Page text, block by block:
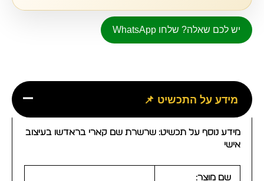
יש לכם שאלה? שלחו WhatsApp
מידע על התכשיט 📌
מידע נוסף על תכשיט: שרשרת שם קארי בראדשו בעיצוב
אישי
שם מוצר: